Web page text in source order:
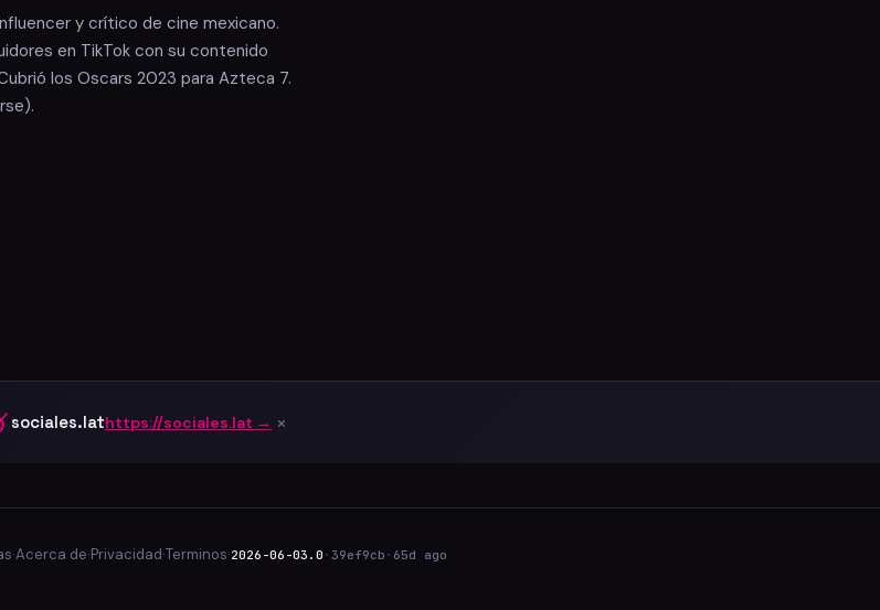
y crítico de cine mexicano.
en TikTok con su contenido
los Oscars 2023 para Azteca 7.
sociales.lathttps://sociales.lat → ×
·Acerca de·Privacidad·Terminos·2026-06-03.0 · 39ef9cb · 65d ago